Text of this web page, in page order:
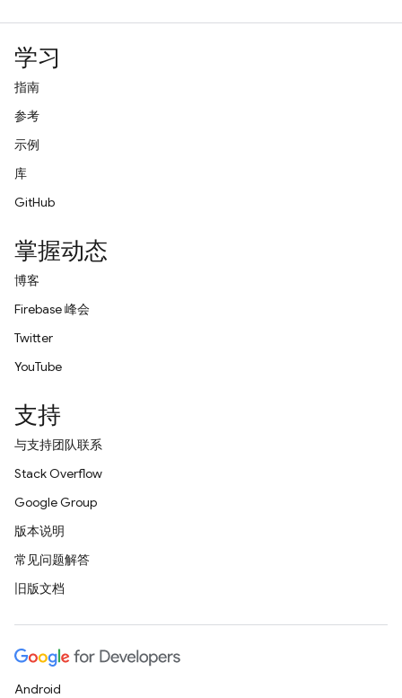
学习
指南
参考
示例
库
GitHub
掌握动态
博客
Firebase 峰会
Twitter
YouTube
支持
与支持团队联系
Stack Overflow
Google Group
版本说明
常见问题解答
旧版文档
Android